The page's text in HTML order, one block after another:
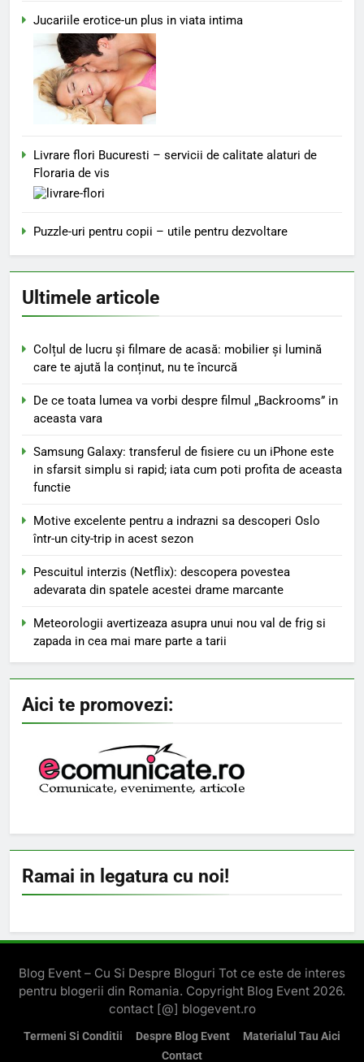
Jucariile erotice-un plus in viata intima
Livrare flori Bucuresti – servicii de calitate alaturi de
Floraria de vis
Puzzle-uri pentru copii – utile pentru dezvoltare
Ultimele articole
Colțul de lucru și filmare de acasă: mobilier și lumină
care te ajută la conținut, nu te încurcă
De ce toata lumea va vorbi despre filmul „Backrooms” in
aceasta vara
Samsung Galaxy: transferul de fisiere cu un iPhone este
in sfarsit simplu si rapid; iata cum poti profita de aceasta
functie
Motive excelente pentru a indrazni sa descoperi Oslo
într-un city-trip in acest sezon
Pescuitul interzis (Netflix): descopera povestea
adevarata din spatele acestei drame marcante
Meteorologii avertizeaza asupra unui nou val de frig si
zapada in cea mai mare parte a tarii
Aici te promovezi:
Ramai in legatura cu noi!
Blog Event – Cu Si Despre Bloguri Tot ce este de interes
pentru blogerii din Romania. Copyright Blog Event 2026.
contact [@] blogevent.ro
Termeni Si Conditii Despre Blog Event
Materialul Tau Aici
Contact